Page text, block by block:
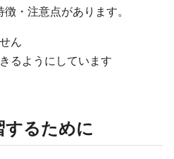
・注意点があります。
ん
るようにしています
するために